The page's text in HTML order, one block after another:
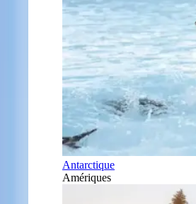
Antarctique
Amériques